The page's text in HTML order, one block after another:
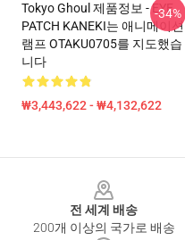
Tokyo Ghoul 제품정보 - EYE
PATCH KANEKI는 애니메이션
램프 OTAKU0705를 지도했습
니다
₩3,443,622 - ₩4,132,622
-34%
전 세계 배송
200개 이상의 국가로 배송